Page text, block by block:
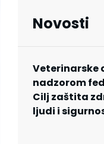
Novosti
Veterinarske
nadzorom
Cilj zaštita
ljudi i